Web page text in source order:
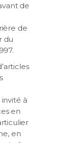
de
de
du
à
en
en